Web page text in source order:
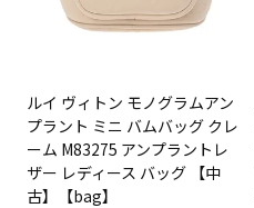
ルイ ヴィトン モノグラムアン
プラント ミニ バムバッグ クレ
ーム M83275 アンプラントレ
ザー レディース バッグ 【中
古】【bag】